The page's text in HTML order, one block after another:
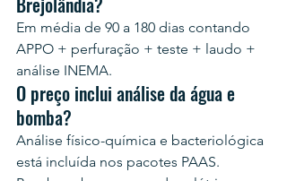
Em média de 90 a 180 dias contando
APPO + perfuração + teste + laudo +
análise INEMA.
O preço inclui análise da água e
bomba?
Análise físico-química e bacteriológica
está incluída nos pacotes PAAS.